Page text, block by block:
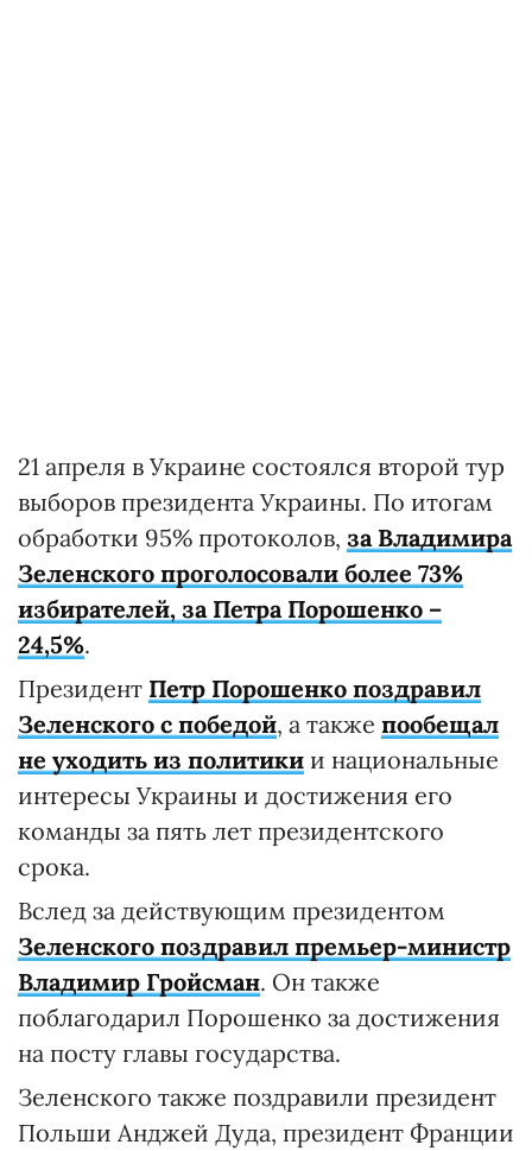
21 апреля в Украине состоялся второй тур
выборов президента Украины. По итогам
обработки 95% протоколов, за Владимира
Зеленского проголосовали более 73%
избирателей, за Петра Порошенко –
24,5%.
Президент Петр Порошенко поздравил
Зеленского с победой, а также пообещал
не уходить из политики и национальные
интересы Украины и достижения его
команды за пять лет президентского
срока.
Вслед за действующим президентом
Зеленского поздравил премьер-министр
Владимир Гройсман. Он также
поблагодарил Порошенко за достижения
на посту главы государства.
Зеленского также поздравили президент
Польши Анджей Дуда, президент Франции